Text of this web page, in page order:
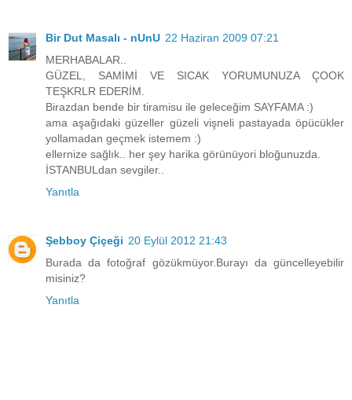
Bir Dut Masalı - nUnU 22 Haziran 2009 07:21
MERHABALAR..
GÜZEL, SAMİMİ VE SICAK YORUMUNUZA ÇOOK
TEŞKRLR EDERİM.
Birazdan bende bir tiramisu ile geleceğim SAYFAMA :)
ama aşağıdaki güzeller güzeli vişneli pastayada öpücükler
yollamadan geçmek istemem :)
ellernize sağlık.. her şey harika görünüyori bloğunuzda.
İSTANBULdan sevgiler..
Yanıtla
Şebboy Çiçeği 20 Eylül 2012 21:43
Burada da fotoğraf gözükmüyor.Burayı da güncelleyebilir
misiniz?
Yanıtla